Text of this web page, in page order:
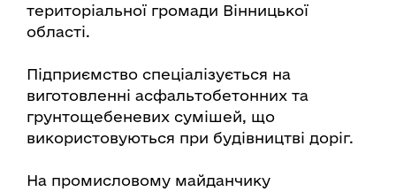
територіальної громади Вінницької
області.
Підприємство спеціалізується на
виготовленні асфальтобетонних та
грунтощебеневих сумішей, що
використовуються при будівництві доріг.
На промисловому майданчику